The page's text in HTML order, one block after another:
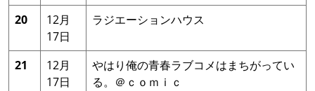
20
12月
17日
ラジエーションハウス
21
12月
17日
やはり俺の青春ラブコメはまちがってい
る。＠ｃｏｍｉｃ